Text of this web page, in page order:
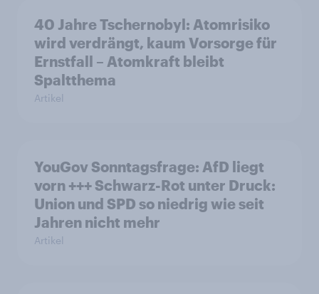
40 Jahre Tschernobyl: Atomrisiko
wird verdrängt, kaum Vorsorge für
Ernstfall – Atomkraft bleibt
Spaltthema
Artikel
YouGov Sonntagsfrage: AfD liegt
vorn +++ Schwarz-Rot unter Druck:
Union und SPD so niedrig wie seit
Jahren nicht mehr
Artikel